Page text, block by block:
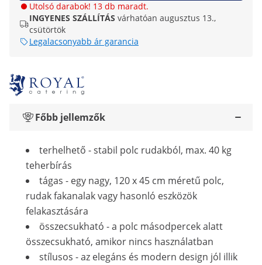
Utolsó darabok! 13 db maradt.
INGYENES SZÁLLÍTÁS várhatóan augusztus 13.,
csütörtök
Legalacsonyabb ár garancia
Főbb jellemzők
terhelhető - stabil polc rudakból, max. 40 kg
teherbírás
tágas - egy nagy, 120 x 45 cm méretű polc,
rudak fakanalak vagy hasonló eszközök
felakasztására
összecsukható - a polc másodpercek alatt
összecsukható, amikor nincs használatban
stílusos - az elegáns és modern design jól illik